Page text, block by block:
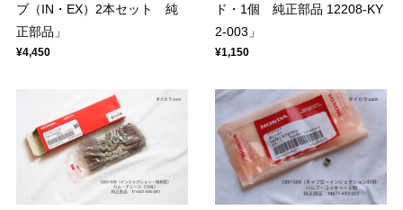
ブ（IN・EX）2本セット 純
正部品」
¥4,450
ド・1個 純正部品 12208-KY
2-003」
¥1,150